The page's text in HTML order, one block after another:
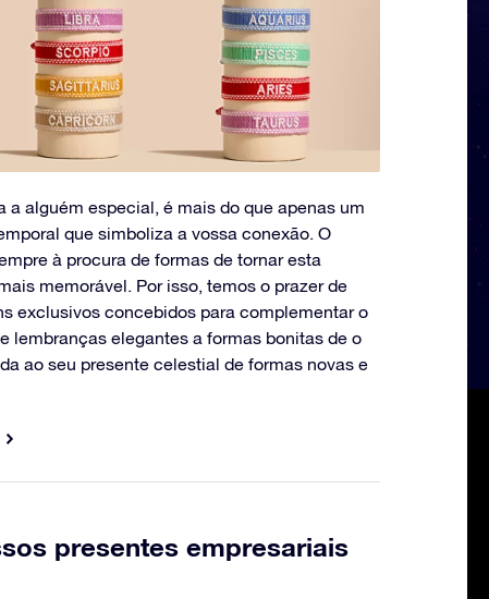
a alguém especial, é mais do que apenas um
que simboliza a vossa conexão. O
à procura de formas de tornar esta
memorável. Por isso, temos o prazer de
exclusivos concebidos para complementar o
lembranças elegantes a formas bonitas de o
ao seu presente celestial de formas novas e
presentes empresariais